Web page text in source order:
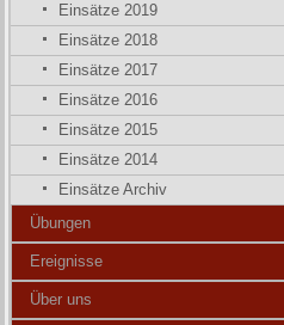
Einsätze 2019
Einsätze 2018
Einsätze 2017
Einsätze 2016
Einsätze 2015
Einsätze 2014
Einsätze Archiv
Übungen
Ereignisse
Über uns